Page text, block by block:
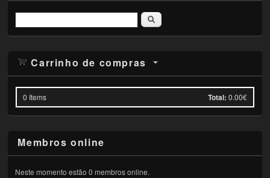
Pesquisar
Carrinho de compras
0 Items Total: 0.00€
Membros online
Neste momento estão 0 membros online.